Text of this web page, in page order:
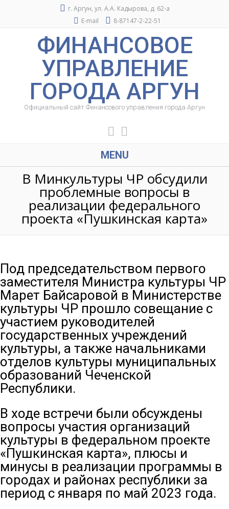
г. Аргун, ул. А.А. Кадырова, д. 62-а
E-mail
8-87147-2-22-51
ФИНАНСОВОЕ
УПРАВЛЕНИЕ
ГОРОДА АРГУН
Официальный сайт Финансового управления города Аргун
MENU
В Минкультуры ЧР обсудили
проблемные вопросы в
реализации федерального
проекта «Пушкинская карта»
Под председательством первого
заместителя Министра культуры ЧР
Марет Байсаровой в Министерстве
культуры ЧР прошло совещание с
участием руководителей
государственных учреждений
культуры, а также начальниками
отделов культуры муниципальных
образований Чеченской
Республики.
В ходе встречи были обсуждены
вопросы участия организаций
культуры в федеральном проекте
«Пушкинская карта», плюсы и
минусы в реализации программы в
городах и районах республики за
период с января по май 2023 года.